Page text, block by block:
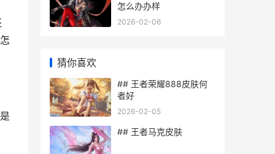
怎么办办样
2026-02-06
猜你喜欢
## 王者荣耀888皮肤何
者好
2026-02-05
## 王者马克皮肤